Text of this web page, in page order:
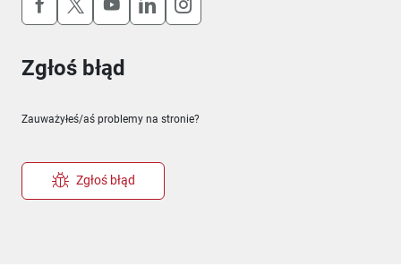
Uwaga, link otworzy się w nowym oknie
Uwaga, link otworzy się w nowym oknie
Uwaga, link otworzy się w nowym
Uwaga, link otworzy się w
Uwaga, link otworzy się w
Zgłoś błąd
Zauważyłeś/aś problemy na stronie?
Zgłoś błąd